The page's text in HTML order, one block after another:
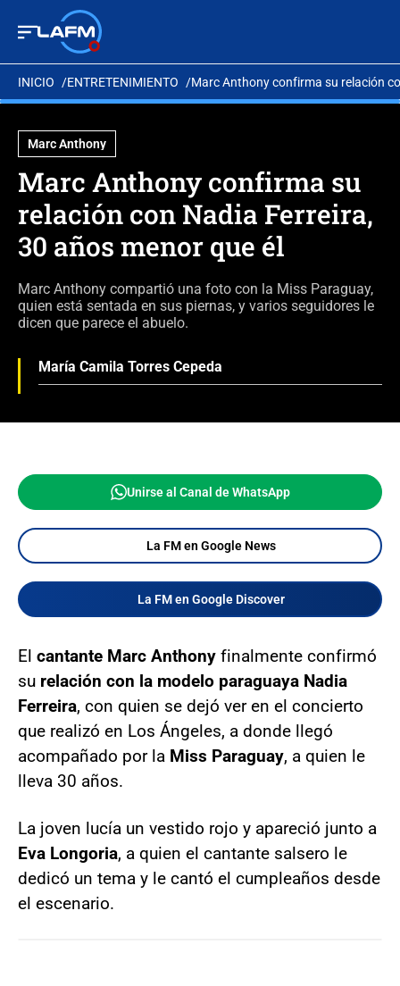
INICIO ENTRETENIMIENTO Marc Anthony confirma su relación
Marc Anthony
Marc Anthony confirma su
relación con Nadia Ferreira,
30 años menor que él
Marc Anthony compartió una foto con la Miss Paraguay,
quien está sentada en sus piernas, y varios seguidores le
dicen que parece el abuelo.
María Camila Torres Cepeda
Unirse al Canal de WhatsApp
La FM en Google News
La FM en Google Discover
El cantante Marc Anthony finalmente confirmó
su relación con la modelo paraguaya Nadia
Ferreira, con quien se dejó ver en el concierto
que realizó en Los Ángeles, a donde llegó
acompañado por la Miss Paraguay, a quien le
lleva 30 años.
La joven lucía un vestido rojo y apareció junto a
Eva Longoria, a quien el cantante salsero le
dedicó un tema y le cantó el cumpleaños desde
el escenario.